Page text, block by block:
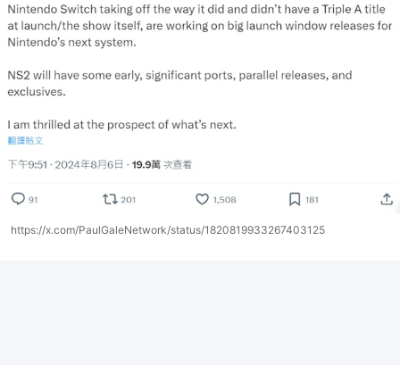
https://x.com/PaulGaleNetwork/status/1820819933267403125